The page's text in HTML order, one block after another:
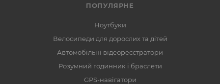
ПОПУЛЯРНЕ
Ноутбуки
Велосипеди для дорослих та дітей
Автомобільні відеореєстратори
Розумний годинник і браслети
GPS-навігатори